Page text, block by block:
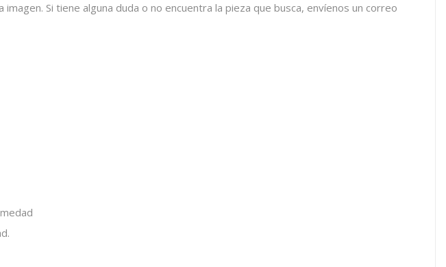
Si tiene alguna duda o no encuentra la pieza que busca, envíenos un correo